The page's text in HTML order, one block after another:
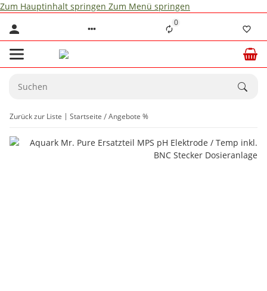
Zum Hauptinhalt springen Zum Menü springen
0
Zurück zur Liste Startseite Angebote %